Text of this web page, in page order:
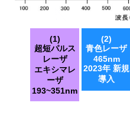
(1)
超短パルス
レーザ
エキシマレ
ーザ
193~351nm
(2)
青色レーザ
465nm
2023年 新規
導入